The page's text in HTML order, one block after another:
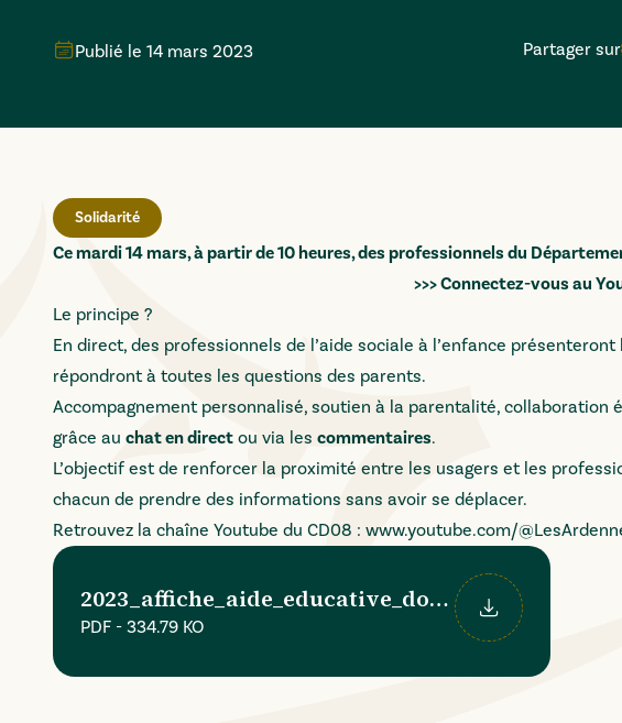
Publié le 14 mars 2023 Partager sur
Solidarité
Ce mardi 14 mars, à partir de 10 heures, des professionnels du
>>> Connectez-vous au
Le principe ?
En direct, des professionnels de l’aide sociale à l’enfance
répondront à toutes les questions des parents.
Accompagnement personnalisé, soutien à la parentalité,
grâce au chat en direct ou via les commentaires.
L’objectif est de renforcer la proximité entre les usagers et les
chacun de prendre des informations sans avoir se déplacer.
Retrouvez la chaîne Youtube du CD08 : www.youtube.com/
PDF - 334.79 KO Télécharger le